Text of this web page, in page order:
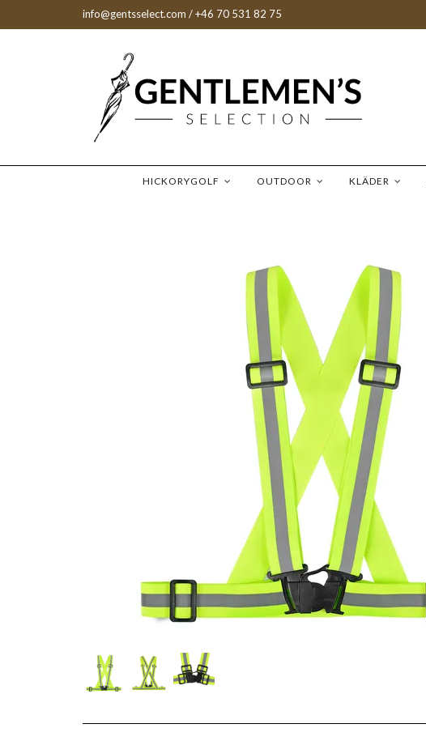
info@gentsselect.com / +46 70 531 82 75
HICKORYGOLF OUTDOOR KLÄDER